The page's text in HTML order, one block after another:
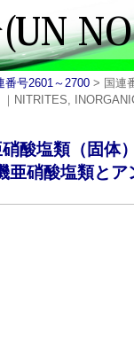
番号2601～2700 > 国連
NITRITES,
酸塩類（固体
亜硝酸塩類と